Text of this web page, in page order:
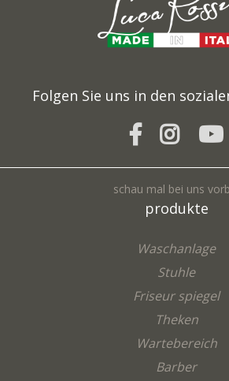
Folgen Sie uns in den
schau mal bei uns
produkte
Waschanlage
Stuhle
Friseur spiegel
Theken
Wartebereich
Barber